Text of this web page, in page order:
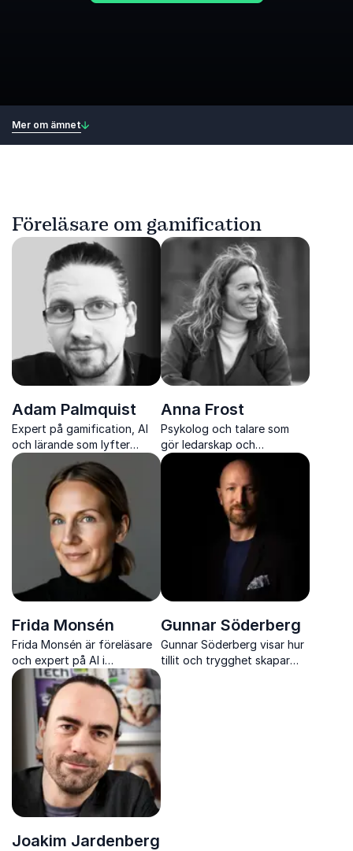
Mer om ämnet
Föreläsare om gamification
Adam Palmquist
Expert på gamification, AI
och lärande som lyfter
engagemang och resultat.
Anna Frost
Psykolog och talare som
gör ledarskap och
innovation konkret och
Frida Monsén
Frida Monsén är föreläsare
och expert på AI i
organisationer,
förändringsarbete och
kompetensförsörjning i ett
arbetsliv som förändras
snabbt.
Gunnar Söderberg
Gunnar Söderberg visar hur
tillit och trygghet skapar
Joakim Jardenberg